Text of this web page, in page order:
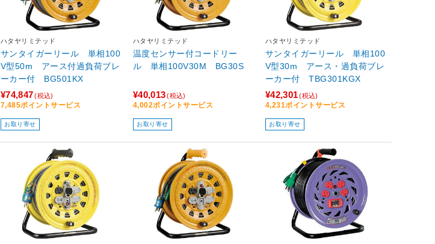
ハタヤリミテッド
サンタイガーリール 単相100
V型50m アース付過負荷ブレ
ーカー付 BG501KX
¥74,847(税込)
7,485ポイントサービス
お取り寄せ
ハタヤリミテッド
温度センサー付コードリー
ル 単相100V30M BG30S
¥40,013(税込)
4,002ポイントサービス
お取り寄せ
ハタヤリミテッド
サンタイガーリール 単相100
V型30m アース・過負荷ブレ
ーカー付 TBG301KGX
¥42,301(税込)
4,231ポイントサービス
お取り寄せ